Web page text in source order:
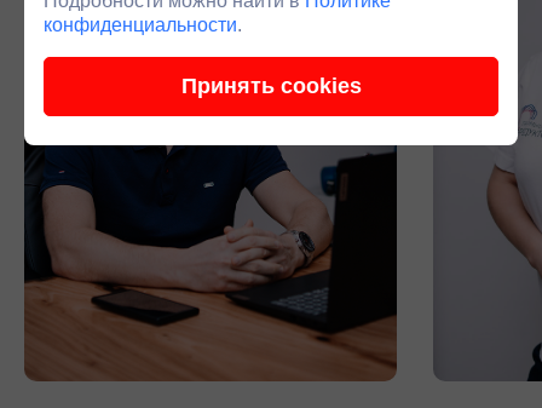
конфиденциальности.
Принять cookies